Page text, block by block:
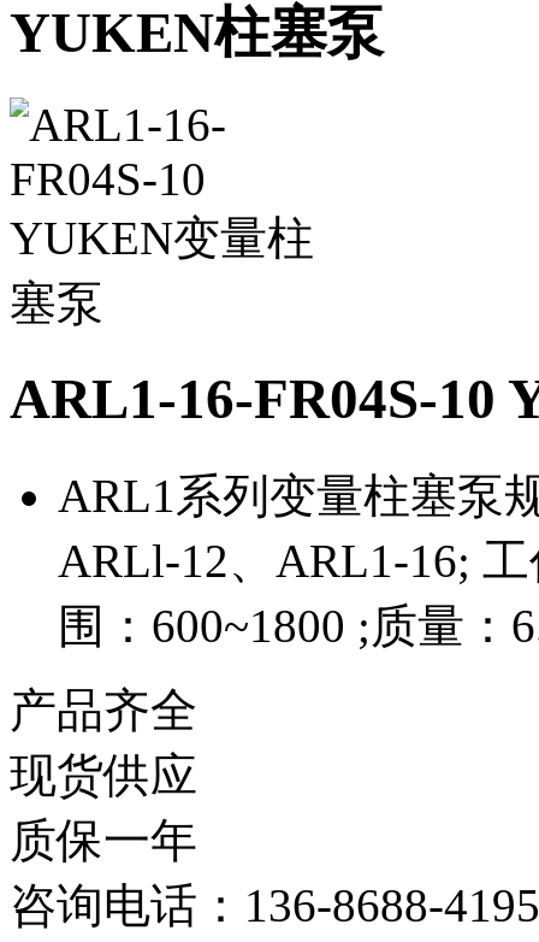
YUKEN柱塞泵
ARL1-16-FR04S-10
ARL1系列变量柱塞泵
ARLl-12、ARL1-16;
围：600~1800 ;质量：
产品齐全
现货供应
质保一年
咨询电话：136-8688-4195